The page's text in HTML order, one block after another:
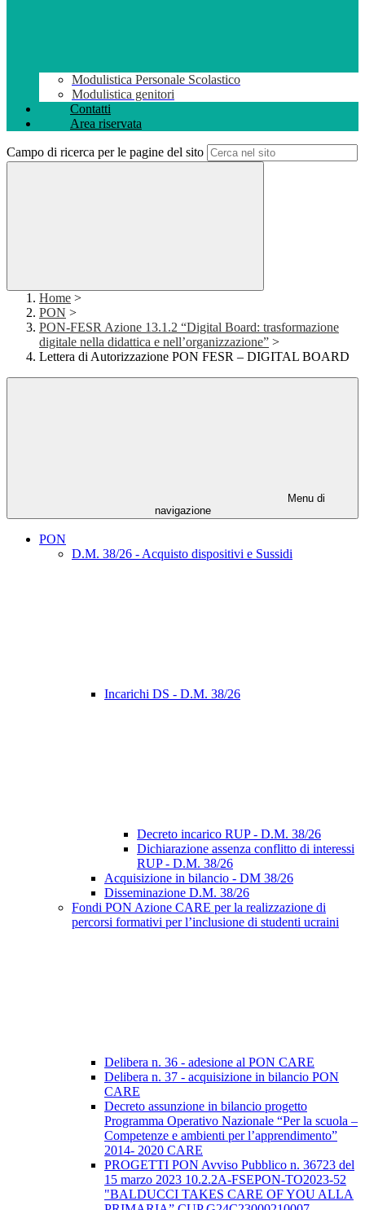
Modulistica Personale Scolastico
Modulistica genitori
Contatti
Area riservata
Campo di ricerca per le pagine del sito
Home >
PON >
PON-FESR Azione 13.1.2 “Digital Board: trasformazione
digitale nella didattica e nell’organizzazione” >
Lettera di Autorizzazione PON FESR – DIGITAL BOARD
Menu di
navigazione
PON
D.M. 38/26 - Acquisto dispositivi e Sussidi
Incarichi DS - D.M. 38/26
Decreto incarico RUP - D.M. 38/26
Dichiarazione assenza conflitto di interessi
RUP - D.M. 38/26
Acquisizione in bilancio - DM 38/26
Disseminazione D.M. 38/26
Fondi PON Azione CARE per la realizzazione di
percorsi formativi per l’inclusione di studenti ucraini
Delibera n. 36 - adesione al PON CARE
Delibera n. 37 - acquisizione in bilancio PON
CARE
Decreto assunzione in bilancio progetto
Programma Operativo Nazionale “Per la scuola –
Competenze e ambienti per l’apprendimento”
2014- 2020 CARE
PROGETTI PON Avviso Pubblico n. 36723 del
15 marzo 2023 10.2.2A-FSEPON-TO2023-52
"BALDUCCI TAKES CARE OF YOU ALLA